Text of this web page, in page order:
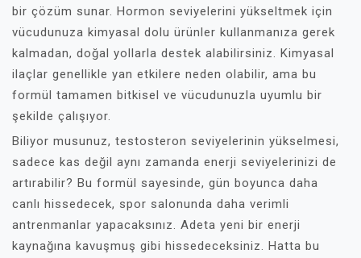
bir çözüm sunar. Hormon seviyelerini yükseltmek için
vücudunuza kimyasal dolu ürünler kullanmanıza gerek
kalmadan, doğal yollarla destek alabilirsiniz. Kimyasal
ilaçlar genellikle yan etkilere neden olabilir, ama bu
formül tamamen bitkisel ve vücudunuzla uyumlu bir
şekilde çalışıyor.
Biliyor musunuz, testosteron seviyelerinin yükselmesi,
sadece kas değil aynı zamanda enerji seviyelerinizi de
artırabilir? Bu formül sayesinde, gün boyunca daha
canlı hissedecek, spor salonunda daha verimli
antrenmanlar yapacaksınız. Adeta yeni bir enerji
kaynağına kavuşmuş gibi hissedeceksiniz. Hatta bu